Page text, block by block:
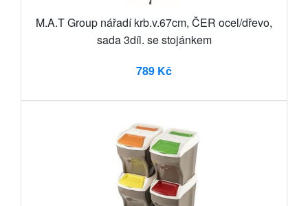
M.A.T Group nářadí krb.v.67cm, ČER ocel/dřevo,
sada 3díl. se stojánkem
789 Kč